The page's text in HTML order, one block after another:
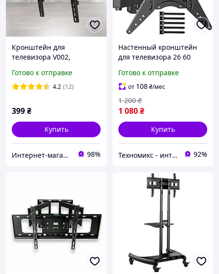
Кронштейн для
телевизора V002,
до 55 дюймов с
регулировкой угла
Готово к отправке
4.2 (12)
399₴
Купить
Интернет-магазин «Gadgetarium» 98%
Настенный кронштейн
для телевизора 26 60
psmfk1 нагрузки до 32 кг
VESA 400x400 мм
Готово к отправке
от 108₴/мес
1 080₴
1 200 ₴
Купить
Техномикс - интернет - магазин качественной техники, электроники и других товаров для дома и работы 92%